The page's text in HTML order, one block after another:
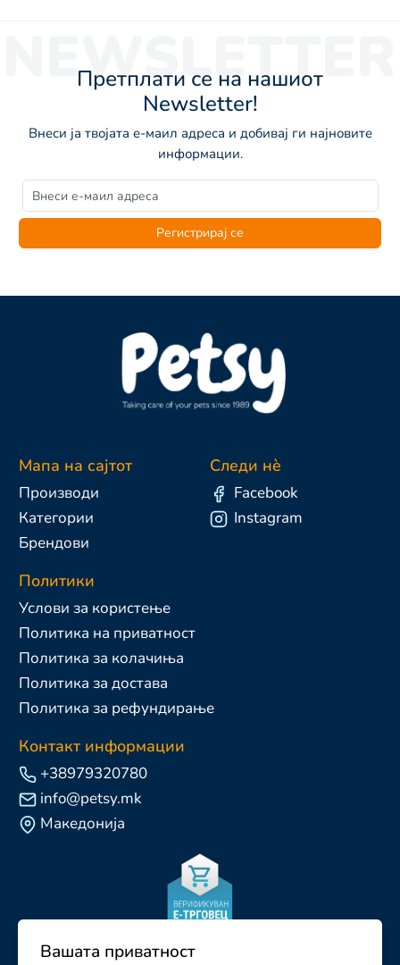
Вашата приватност
NEWSLETTER
Претплати се на нашиот
Newsletter!
Внеси ја твојата е-маил адреса и добивај ги најновите
информации.
Регистрирај се
Мапа на сајтот
Производи
Категории
Брендови
Политики
Услови за користење
Политика на приватност
Политика за колачиња
Политика за достава
Политика за рефундирање
Контакт информации
+38979320780
info@petsy.mk
Македонија
Следи нè
Facebook
Instagram